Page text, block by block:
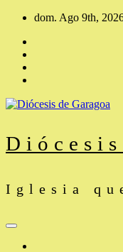
Saltar
contenido
dom. Ago 9th,
Diócesis
Iglesia